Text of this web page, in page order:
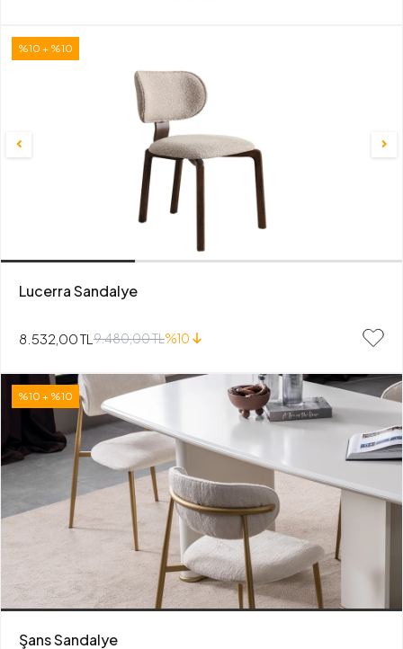
%10 + %10
Lucerra Sandalye
8.532,00 TL 9.480,00 TL%10
%10 + %10
Şans Sandalye